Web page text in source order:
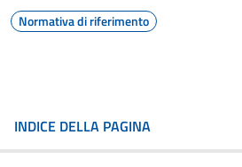
Normativa di riferimento
INDICE DELLA PAGINA